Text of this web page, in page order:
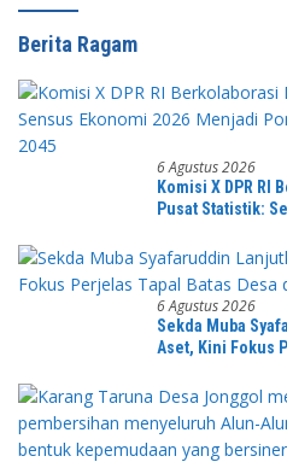
Berita Ragam
6 Agustus 2026
Komisi X DPR RI
Pusat Statistik:
6 Agustus 2026
Sekda Muba
Aset, Kini Fokus